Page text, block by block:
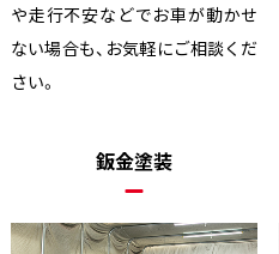
や走行不安などでお車が動かせ
ない場合も、お気軽にご相談くだ
さい。
鈑金塗装